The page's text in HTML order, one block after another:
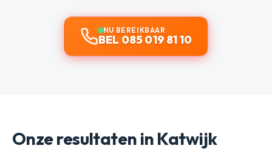
NU BEREIKBAAR
BEL 085 019 81 10
Onze resultaten in Katwijk